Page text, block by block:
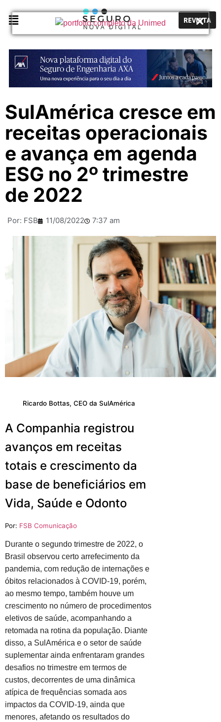
REVISTA
SulAmérica cresce em
receitas operacionais
e avança em agenda
ESG no 2º trimestre
de 2022
Por: FSB 11/08/2022 7:37 am
Ricardo Bottas, CEO da SulAmérica
A Companhia registrou
avanços em receitas
totais e crescimento da
base de beneficiários em
Vida, Saúde e Odonto
Por: FSB Comunicação
Durante o segundo trimestre de 2022, o
Brasil observou certo arrefecimento da
pandemia, com redução de internações e
óbitos relacionados à COVID-19, porém,
ao mesmo tempo, também houve um
crescimento no número de procedimentos
eletivos de saúde, acompanhando a
retomada na rotina da população. Diante
disso, a SulAmérica e o setor de saúde
suplementar ainda enfrentaram grandes
desafios no trimestre em termos de
custos, decorrentes de uma dinâmica
atípica de frequências somada aos
impactos da COVID-19, ainda que
menores, afetando os resultados do